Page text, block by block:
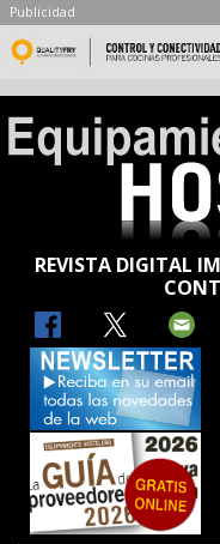
Publicidad
REVISTA DIGITAL